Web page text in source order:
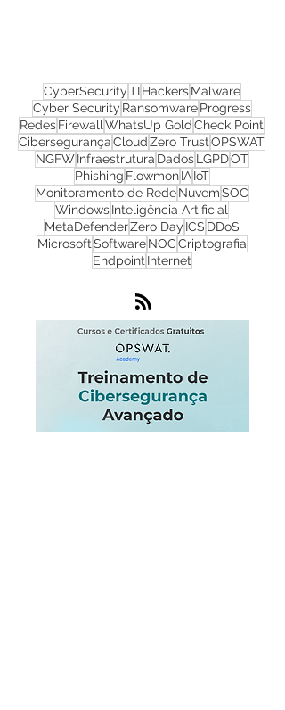
CyberSecurityTIHackersMalware
Cyber SecurityRansomwareProgress
RedesFirewallWhatsUp Gold Check Point
CibersegurançaCloudZero Trust
NGFWInfraestruturaDadosLGPDOT
PhishingFlowmonIAIoT
Monitoramento de RedeNuvemSOC
WindowsInteligência Artificial
MetaDefenderZero DayICS
EndpointInternet